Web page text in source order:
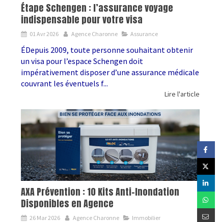
Étape Schengen : l’assurance voyage
indispensable pour votre visa
01 Avr 2026 Agence Charonne Assurance
ÉDepuis 2009, toute personne souhaitant obtenir
un visa pour l’espace Schengen doit
impérativement disposer d’une assurance médicale
couvrant les éventuels f...
Lire l'article
AXA Prévention : 10 Kits Anti-Inondation
Disponibles en Agence
26 Mar 2026 Agence Charonne Immobilier